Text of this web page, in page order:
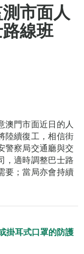
市面人
線班
澳門市面近日的人
陸續復工，相信街
警察局交通廳與交
，適時調整巴士路
要；當局亦會持續
掛耳式口罩的防護